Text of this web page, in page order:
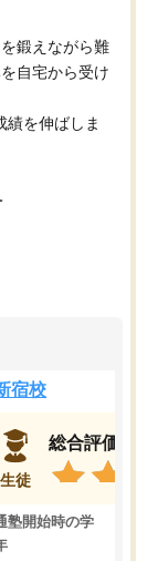
鍛えながら難
自宅から受け
績を伸ばしま
宿校
生徒
総合評価
塾開始時の学